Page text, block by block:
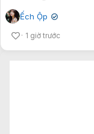
Ếch Ộp ✔
1 giờ trước